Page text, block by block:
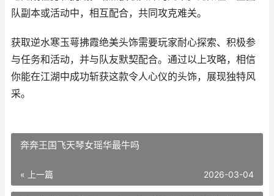
队副本或活动中，相互配合，共同攻克难关。
获取逆水寒玉萼拂霞绝美头饰需要玩家耐心探索、积极参
与任务和活动，并与队友默契配合。通过以上攻略，相信
你能在江湖中成功斩获这款令人心仪的头饰，展现独特风
采。
奔奔王国飞天琴女瑶华最牛吗
« 上一篇 2026-03-04